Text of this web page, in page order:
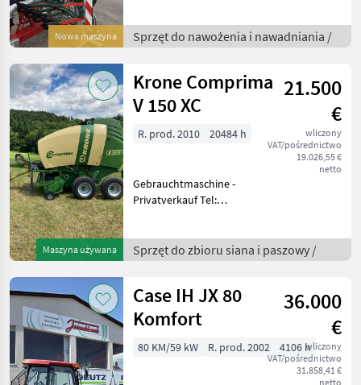
Nowa maszyna
Fangvorrichtung
Betätigung
Automatisch Warntaf
Sprzęt do nawożenia i nawadniania /
Maszyna używana
Krone Comprima
V 150 XC
21.500
€
wliczony
VAT/pośrednictwo
19.026,55 €
netto
R. prod. 2010 20484 h
Gebrauchtmaschine -
Privatverkauf Tel:
Schneidwerk -
Druckluftbremse -
Terminal - 2
Sprzęt do zbioru siana i paszowy /
Case IH JX 80
Komfort
36.000
€
wliczony
VAT/pośrednictwo
31.858,41 €
netto
80 KM/59 kW R. prod. 2002 4106 h